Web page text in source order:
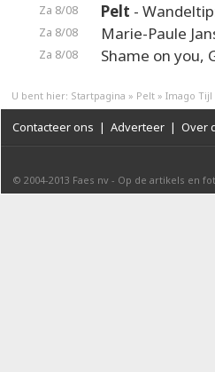
Za 8/08 Pelt -
Za 8/08 Marie-Paule
Za 8/08 Shame on you,
U bent hier: Startpagina » Pelt » Imago Tijl
Contacteer ons | Adverteer | Over
© 2004-2013 Faes nv - Op de artikels en